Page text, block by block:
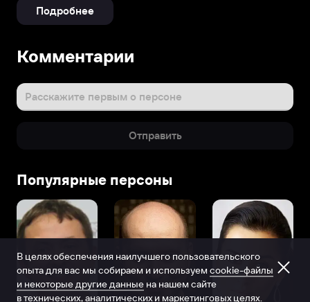
Подробнее
Комментарии
Расскажите первым о персоне
Отправить
Популярные персоны
В целях обеспечения наилучшего пользовательского
опыта для вас мы собираем и используем cookie-файлы
и некоторые другие данные на нашем сайте
в технических, аналитических и маркетинговых целях.